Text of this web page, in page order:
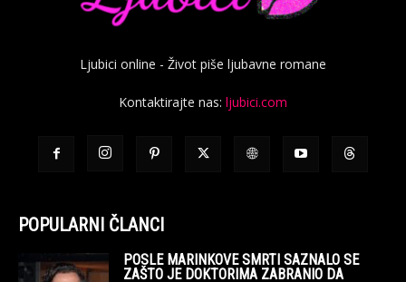
Ljubici online - Život piše ljubavne romane
Kontaktirajte nas: ljubici.com
POPULARNI ČLANCI
POSLE MARINKOVE SMRTI SAZNALO SE
ZAŠTO JE DOKTORIMA ZABRANIO DA